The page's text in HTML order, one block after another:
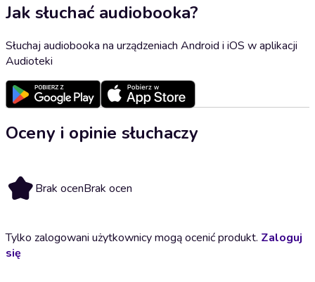
Jak słuchać audiobooka?
Słuchaj audiobooka na urządzeniach Android i iOS w aplikacji
Audioteki
Oceny i opinie słuchaczy
Brak ocenBrak ocen
Tylko zalogowani użytkownicy mogą ocenić produkt. Zaloguj
się